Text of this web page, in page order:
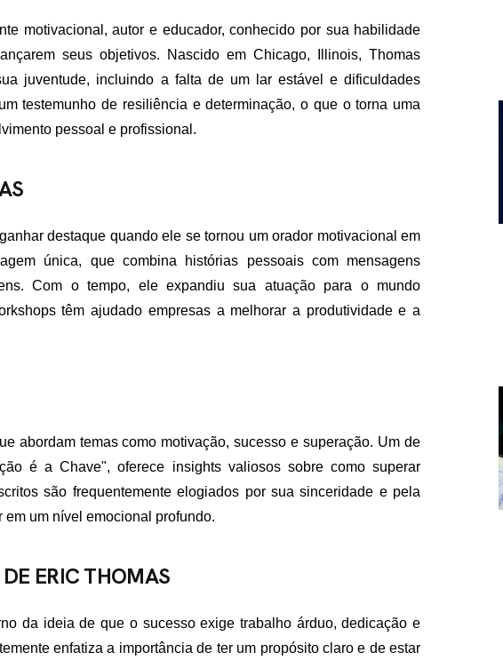
motivacional, autor e educador, conhecido por sua habilidade
seus objetivos. Nascido em Chicago, Illinois, Thomas
juventude, incluindo a falta de um lar estável e dificuldades
testemunho de resiliência e determinação, o que o torna uma
pessoal e profissional.
destaque quando ele se tornou um orador motivacional em
única, que combina histórias pessoais com mensagens
Com o tempo, ele expandiu sua atuação para o mundo
têm ajudado empresas a melhorar a produtividade e a
abordam temas como motivação, sucesso e superação. Um de
é a Chave", oferece insights valiosos sobre como superar
são frequentemente elogiados por sua sinceridade e pela
um nível emocional profundo.
ERIC THOMAS
da ideia de que o sucesso exige trabalho árduo, dedicação e
enfatiza a importância de ter um propósito claro e de estar